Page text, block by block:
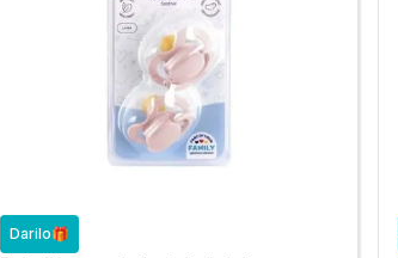
Darilo🎁